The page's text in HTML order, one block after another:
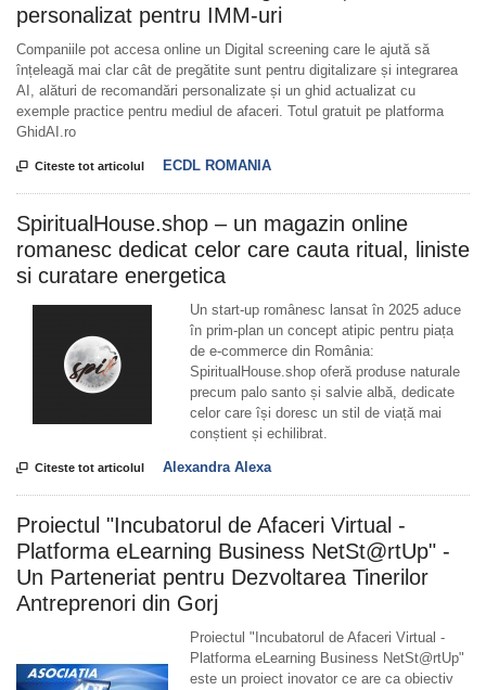
personalizat pentru IMM-uri
Companiile pot accesa online un Digital screening care le ajută să
înțeleagă mai clar cât de pregătite sunt pentru digitalizare și integrarea
AI, alături de recomandări personalizate și un ghid actualizat cu
exemple practice pentru mediul de afaceri. Totul gratuit pe platforma
GhidAI.ro
 Citeste tot articolul ECDL ROMANIA
SpiritualHouse.shop – un magazin online
romanesc dedicat celor care cauta ritual, liniste
si curatare energetica
Un start-up românesc lansat în 2025 aduce
în prim-plan un concept atipic pentru piața
de e-commerce din România:
SpiritualHouse.shop oferă produse naturale
precum palo santo și salvie albă, dedicate
celor care își doresc un stil de viață mai
conștient și echilibrat.
 Citeste tot articolul Alexandra Alexa
Proiectul "Incubatorul de Afaceri Virtual -
Platforma eLearning Business NetSt@rtUp" -
Un Parteneriat pentru Dezvoltarea Tinerilor
Antreprenori din Gorj
Proiectul "Incubatorul de Afaceri Virtual -
Platforma eLearning Business NetSt@rtUp"
este un proiect inovator ce are ca obiectiv